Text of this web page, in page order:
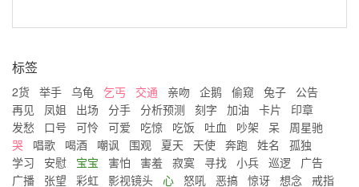
标签
2货 举手 乌龟 乞丐 交通 亲吻 企鹅 偷窥 兔子
公告
再见
凤姐 出场 分手 分析预测 刻字 加油 卡片
印章
发愁
口号 可怜 可爱 吃惊 吃饭 吐血 吵架 呆
周星驰
哭
唱歌 喝酒 嘲讽 围观 夏天 天使 奔跑 姓名
孤独
学习
安慰 宝宝 害怕 害羞 寂寞 寻找 小兵 巡逻
广告
广播
张望 彩虹 影视镜头 心 怒吼 恶搞 惊讶 想念
戒指